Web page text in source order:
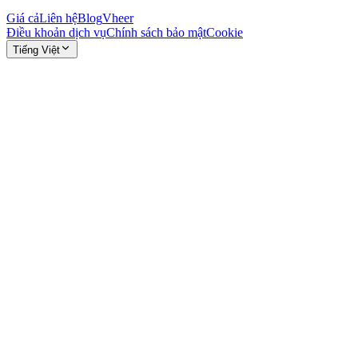
Giá cảLiên hệBlogVheer
Điều khoản dịch vụChính sách bảo mậtCookie
Tiếng Việt